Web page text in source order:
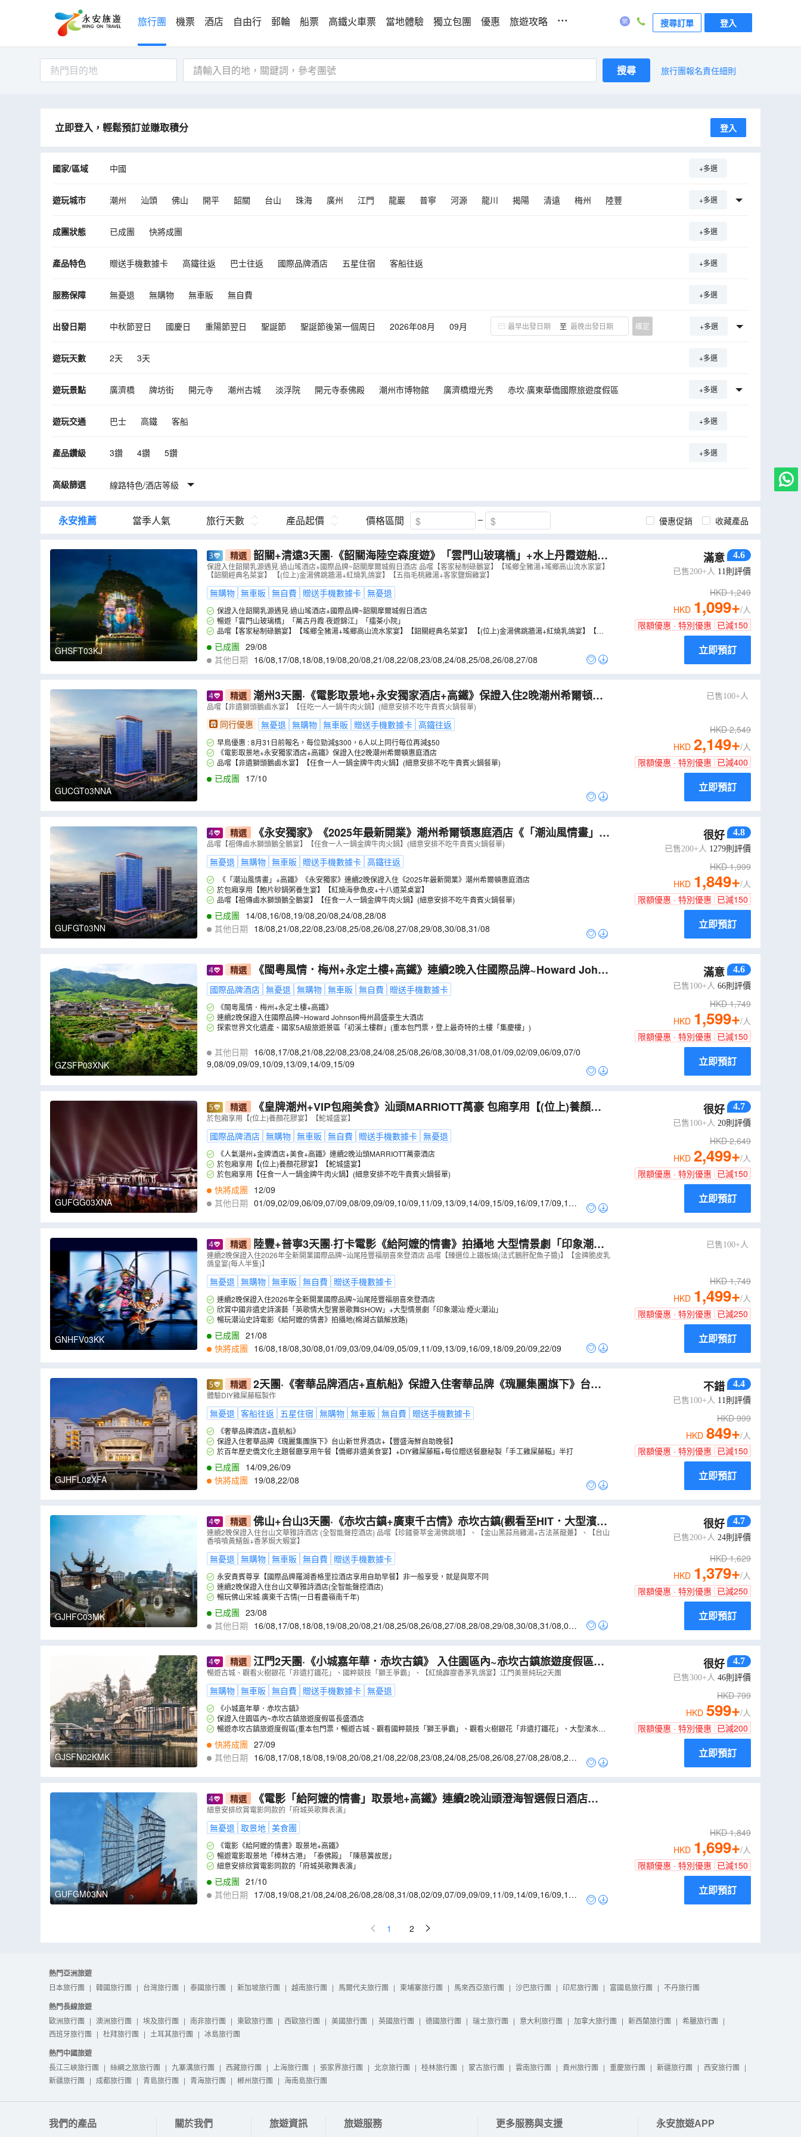
旅行團 機票 酒店 自由行 郵輪 船票 高鐵火車票 當地體驗 獨立包團 優惠 旅遊攻略 ... 搜尋訂單 登入
熱門目的地 搜尋 旅行團報名責任細則
立即登入，輕鬆預訂並賺取積分 登入
國家/區域 中國 +多選
遊玩城市 潮州 汕頭 佛山 開平 韶關 台山 珠海 廣州 江門 龍巖 普寧 河源 龍川 揭陽 清遠 梅州
陸豐
+多選
成團狀態 已成團 快將成團 +多選
產品特色 贈送手機數據卡 高鐵往返 巴士往返 國際品牌酒店 五星住宿 客船往返 +多選
服務保障 無憂退 無購物 無車販 無自費 +多選
出發日期 中秋節翌日 國慶日 重陽節翌日 聖誕節 聖誕節後第一個周日 2026年08月
09月
至 確定 +多選
遊玩天數 2天 3天 +多選
遊玩景點 廣濟橋 牌坊街 開元寺 潮州古城 淡浮院 開元寺泰佛殿 潮州市博物館 廣濟橋燈光秀
赤坎·廣東華僑國際旅遊度假區
雲門山自然風景區
東華禪寺
翰林湖農業公園
+多選
遊玩交通 巴士 高鐵 客船 +多選
產品鑽級 3鑽 4鑽 5鑽 +多選
高級篩選 線路特色/酒店等級
永安推薦 當季人氣 旅行天數 產品起價 價格區間 優惠促銷 收藏產品
GHSFT03KJ
精選 韶關+清遠3天團·《韶關海陸空森度遊》「雲門山玻璃橋」+水上丹霞遊船
「萬古丹霞·夜遊錦江」+「瑤族特色篝火晚會」（GHSFT03KJ）
保證入住韶關乳源遇見·過山瑤酒店+國際品牌~韶關摩爾城假日酒店 品嚐【客家秘制碌鵝宴】【瑤鄉全豬湯+瑤鄉高山流水家宴】
【韶關經典名菜宴】 【(位上)金湯佛跳牆湯+紅燒乳鴿宴】【五指毛桃雞湯+客家鹽焗雞宴】
無購物 無車販 無自費 贈送手機數據卡 無憂退
保證入住韶關乳源遇見·過山瑤酒店+國際品牌~韶關摩爾城假日酒店
暢遊「雲門山玻璃橋」「萬古丹霞·夜遊錦江」「擂茶小院」
品嚐【客家秘制碌鵝宴】【瑤鄉全豬湯+瑤鄉高山流水家宴】【韶關經典名菜宴】 【(位上)金湯佛跳牆湯+紅燒乳鴿宴】【五
指毛桃雞湯+客家鹽焗雞宴】
已成團 29/08
其他日期 16/08,17/08,18/08,19/08,20/08,21/08,22/08,23/08,24/08,25/08,26/08,27/08
滿意 4.6
已售200+人 11則評價
HKD1,249
HKD 1,099+/人
限額優惠 · 特別優惠 已減150
立即預訂
GUCGT03NNA
精選 潮州3天團·《電影取景地+永安獨家酒店+高鐵》保證入住2晚潮州希爾頓惠
庭酒店 夜遊廣濟橋(岸上欣賞燈光SHOW) 暢遊小公園歷史街區、水鄉西淇村 潮州美食
純玩3天團（GUCGT03NNA）
品嚐【非遺獅頭鵝鹵水宴】【任吃一人一鍋牛肉火鍋】(細意安排不吃牛貴賓火鍋餐單)
同行優惠 無憂退 無購物 無車販 贈送手機數據卡 高鐵往返
早鳥優惠 : 8月31日前報名，每位勁減$300，6人以上同行每位再減$50
《電影取景地+永安獨家酒店+高鐵》保證入住2晚潮州希爾頓惠庭酒店
品嚐【非遺獅頭鵝鹵水宴】【任食一人一鍋金牌牛肉火鍋】(細意安排不吃牛貴賓火鍋餐單)
已成團 17/10
已售100+人
HKD2,549
HKD 2,149+/人
限額優惠 · 特別優惠 已減400
立即預訂
GUFGT03NN
精選 《永安獨家》《2025年最新開業》潮州希爾頓惠庭酒店《「潮汕風情畫」
+高鐵》 包廂享用【鮑片砂鍋粥養生宴】【紅燒海參魚皮+十八道菜桌宴】湘子橋的日
與夜 潮州美食純玩3天團（GUFGT03NN）
品嚐【祖傳鹵水獅頭鵝全鵝宴】【任食一人一鍋金牌牛肉火鍋】(細意安排不吃牛貴賓火鍋餐單)
無憂退 無購物 無車販 贈送手機數據卡 高鐵往返
《「潮汕風情畫」+高鐵》《永安獨家》連續2晚保證入住《2025年最新開業》潮州希爾頓惠庭酒店
於包廂享用【鮑片砂鍋粥養生宴】【紅燒海參魚皮+十八道菜桌宴】
品嚐【祖傳鹵水獅頭鵝全鵝宴】【任食一人一鍋金牌牛肉火鍋】(細意安排不吃牛貴賓火鍋餐單)
已成團 14/08,16/08,19/08,20/08,24/08,28/08
其他日期 18/08,21/08,22/08,23/08,25/08,26/08,27/08,29/08,30/08,31/08
很好 4.8
已售200+人 1279則評價
HKD1,999
HKD 1,849+/人
限額優惠 · 特別優惠 已減150
立即預訂
GZSFP03XNK
精選 《閩粵風情．梅州+永定土樓+高鐵》連續2晚入住國際品牌~Howard Johns
on梅州昌盛豪生大酒店 國家5A級旅遊景區「初溪土樓群」梅州永定純玩3天團
FP03XNK）
國際品牌酒店 無憂退 無購物 無車販 無自費 贈送手機數據卡
《閩粵風情．梅州+永定土樓+高鐵》
連續2晚保證入住國際品牌~Howard Johnson梅州昌盛豪生大酒店
探索世界文化遺產、國家5A級旅遊景區「初溪土樓群」(重本包門票，登上最奇特的土樓「集慶樓」)
其他日期 16/08,17/08,21/08,22/08,23/08,24/08,25/08,26/08,30/08,31/08,01/09,02/09,06/09,07/0
9,08/09,09/09,10/09,13/09,14/09,15/09
滿意 4.6
已售100+人 66則評價
HKD1,749
HKD 1,599+/人
限額優惠 · 特別優惠 已減150
立即預訂
GUFGG03XNA
精選 《皇牌潮州+VIP包廂美食》汕頭MARRIOTT萬豪 包廂享用【(位上)養顏花
膠宴】【鮀城盛宴】【任食一人一鍋金牌牛肉火鍋】探索湘子橋日與夜 潮州美食純玩
3天團（GUFGG03XNA）
於包廂享用【(位上)養顏花膠宴】【鮀城盛宴】
國際品牌酒店 無購物 無車販 無自費 贈送手機數據卡 無憂退
《人氣潮州+金牌酒店+美食+高鐵》連續2晚汕頭MARRIOTT萬豪酒店
於包廂享用【(位上)養顏花膠宴】【鮀城盛宴】
於包廂享用【任食一人一鍋金牌牛肉火鍋】(細意安排不吃牛貴賓火鍋餐單)
快將成團 12/09
其他日期 01/09,02/09,06/09,07/09,08/09,09/09,10/09,11/09,13/09,14/09,15/09,16/09,17/09,18/0
很好 4.7
已售100+人 20則評價
HKD2,649
HKD 2,499+/人
限額優惠 · 特別優惠 已減150
立即預訂
GNHFV03KK
精選 陸豐+普寧3天團·打卡電影《給阿嬤的情書》拍攝地 大型情景劇「印象潮汕·
煙火潮汕」+夜賞「英歌情大型實景歌舞SHOW」（GNHFV03KK）
連續2晚保證入住2026年全新開業國際品牌~汕尾陸豐福朋喜來登酒店 品嚐【臻選位上鐵板燒(法式鵝肝配魚子醬)】【金牌脆皮乳
鴿皇宴(每人半隻)】
無憂退 無購物 無車販 無自費 贈送手機數據卡
連續2晚保證入住2026年全新開業國際品牌~汕尾陸豐福朋喜來登酒店
欣賞中國非遺史詩演藝「英歌情大型實景歌舞SHOW」+大型情景劇「印象潮汕·煙火潮汕」
暢玩潮汕史詩電影《給阿嬤的情書》拍攝地(棉湖古鎮解放路)
已成團 21/08
快將成團 16/08,18/08,30/08,01/09,03/09,04/09,05/09,11/09,13/09,16/09,18/09,20/09,22/09
已售100+人
HKD1,749
HKD 1,499+/人
限額優惠 · 特別優惠 已減250
立即預訂
GJHFL02XFA
精選 2天團·《奢華品牌酒店+直航船》保證入住奢華品牌《瑰麗集團旗下》台山
新世界酒店+【豐盛海鮮自助晚餐】 【僑鄉非遺美食宴】體驗DIY雞屎藤糍製作 台山
美食純玩2天團(GJHFL02XFA)（GJHFL02XFA）
體驗DIY雞屎藤糍製作
無憂退 客船往返 五星住宿 無購物 無車販 無自費 贈送手機數據卡
《奢華品牌酒店+直航船》
保證入住奢華品牌《瑰麗集團旗下》台山新世界酒店+【豐盛海鮮自助晚餐】
於百年歷史僑文化主題餐廳享用午餐【僑鄉非遺美食宴】+DIY雞屎藤糍+每位贈送餐廳秘製「手工雞屎藤糍」半打
已成團 14/09,26/09
快將成團 19/08,22/08
不錯 4.4
已售100+人 11則評價
HKD999
HKD 849+/人
限額優惠 · 特別優惠 已減150
立即預訂
GJHFC03MK
精選 佛山+台山3天團·《赤坎古鎮+廣東千古情》赤坎古鎮(觀看至HIT．大型濱水
實景演藝Show《歸途》、千年火壺打鐵花)（GJHFC03MK）
連續2晚保證入住台山文華雅詩酒店 (全智能聲控酒店) 品嚐【珍饈薈萃金湯佛跳墻】、【金山黑蒜烏雞湯+古法蒸龍躉】、【台山
香噴噴黃鱔飯+香茅焗大蝦宴】
無憂退 無購物 無車販 無自費 贈送手機數據卡
永安貴賓尊享【國際品牌羅湖香格里拉酒店享用自助早餐】非一般享受，就是與眾不同
連續2晚保證入住台山文華雅詩酒店(全智能聲控酒店)
暢玩佛山宋城·廣東千古情(一日看盡嶺南千年)
已成團 23/08
其他日期 16/08,17/08,18/08,19/08,20/08,21/08,25/08,26/08,27/08,28/08,29/08,30/08,31/08,01/0
很好 4.7
已售200+人 24則評價
HKD1,629
HKD 1,379+/人
限額優惠 · 特別優惠 已減250
立即預訂
GJSFN02KMK
精選 江門2天團·《小城嘉年華．赤坎古鎮》 入住園區內~赤坎古鎮旅遊度假區長
盛酒店（GJSFN02KMK）
暢遊古城、觀看火樹銀花「非遺打鐵花」、國粹競技「獅王爭霸」、【紅燒霹靂香茅乳鴿宴】江門美景純玩2天團
無購物 無車販 無自費 贈送手機數據卡 無憂退
《小城嘉年華．赤坎古鎮》
保證入住園區內~赤坎古鎮旅遊度假區長盛酒店
暢遊赤坎古鎮旅遊度假區(重本包門票，暢遊古城、觀看國粹競技「獅王爭霸」、觀看火樹銀花「非遺打鐵花」、大型濱水實
景演藝Show《歸途》等)
快將成團 27/09
其他日期 16/08,17/08,18/08,19/08,20/08,21/08,22/08,23/08,24/08,25/08,26/08,27/08,28/08,29/0
很好 4.7
已售300+人 46則評價
HKD799
HKD 599+/人
限額優惠 · 特別優惠 已減200
立即預訂
GUFGM03NN
精選 《電影「給阿嬤的情書」取景地+高鐵》連續2晚汕頭澄海智選假日酒店
【一人一鍋金牌牛肉火鍋】【鄉里鵝肉風味宴】 潮州美食純玩3天團
）
細意安排欣賞電影同款的「府城英歌舞表演」
無憂退 取景地 美食團
《電影《給阿嬤的情書》取景地+高鐵》
暢遊電影取景地「樟林古港」「泰佛殿」「陳慈簧故居」
細意安排欣賞電影同款的「府城英歌舞表演」
已成團 21/10
其他日期 17/08,19/08,21/08,24/08,26/08,28/08,31/08,02/09,07/09,09/09,11/09,14/09,16/09,18/0
HKD1,849
HKD 1,699+/人
限額優惠 · 特別優惠 已減150
立即預訂
1 2
熱門亞洲旅遊
日本旅行團 | 韓國旅行團 | 台灣旅行團 | 泰國旅行團 | 新加坡旅行團 | 越南旅行團 | 馬爾代夫旅行團 | 柬埔寨旅行團 | 馬來西亞旅行團 | 沙巴旅行團 | 印尼旅行團 | 富國島旅行團 | 不丹旅行團
熱門長線旅遊
歐洲旅行團 | 澳洲旅行團 | 埃及旅行團 | 南非旅行團 | 東歐旅行團 | 西歐旅行團 | 美國旅行團 | 英國旅行團 | 德國旅行團 | 瑞士旅行團 | 意大利旅行團 | 加拿大旅行團 | 新西蘭旅行團 | 希臘旅行團 |
西班牙旅行團 | 杜拜旅行團 | 土耳其旅行團 | 冰島旅行團
熱門中國旅遊
長江三峽旅行團 | 絲綢之旅旅行團 | 九寨溝旅行團 | 西藏旅行團 | 上海旅行團 | 張家界旅行團 | 北京旅行團 | 桂林旅行團 | 蒙古旅行團 | 雲南旅行團 | 貴州旅行團 | 重慶旅行團 | 新疆旅行團 | 西安旅行團 |
新疆旅行團 | 成都旅行團 | 青島旅行團 | 青海旅行團 | 郴州旅行團 | 海南島旅行團
我們的產品 關於我們 旅遊資訊 旅遊服務 更多服務與支援 永安旅遊APP